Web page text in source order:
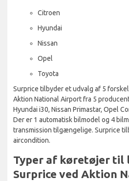
Citroen
Hyundai
Nissan
Opel
Toyota
Surprice tilbyder et udvalg af 5
Aktion National Airport fra 5
Hyundai i30, Nissan Primastar, Opel
Der er 1 automatisk bilmodel og 4
transmission tilgængelige. Surprice
aircondition.
Typer af køretøjer til
Surprice ved Aktion